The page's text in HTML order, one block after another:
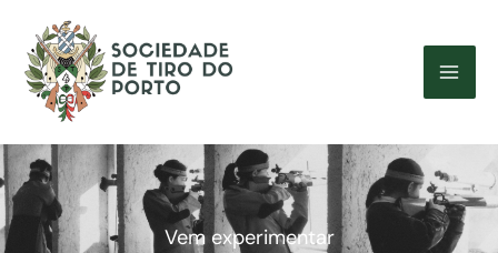
content
Vem experimentar